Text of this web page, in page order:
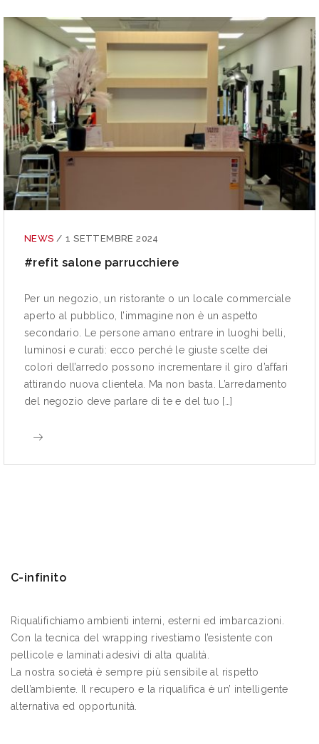
NEWS / 1 SETTEMBRE 2024
#refit salone parrucchiere
Per un negozio, un ristorante o un locale commerciale
aperto al pubblico, l’immagine non è un aspetto
secondario. Le persone amano entrare in luoghi belli,
luminosi e curati: ecco perché le giuste scelte dei
colori dell’arredo possono incrementare il giro d’affari
attirando nuova clientela. Ma non basta. L’arredamento
del negozio deve parlare di te e del tuo […]
C-infinito
Riqualifichiamo ambienti interni, esterni ed imbarcazioni.
Con la tecnica del wrapping rivestiamo l’esistente con
pellicole e laminati adesivi di alta qualità.
La nostra società è sempre più sensibile al rispetto
dell’ambiente. Il recupero e la riqualifica è un’ intelligente
alternativa ed opportunità.